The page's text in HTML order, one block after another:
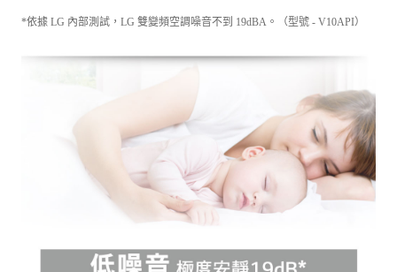
*依據 LG 內部測試，LG 雙變頻空調噪音不到 19dBA。（型號 - V10API）